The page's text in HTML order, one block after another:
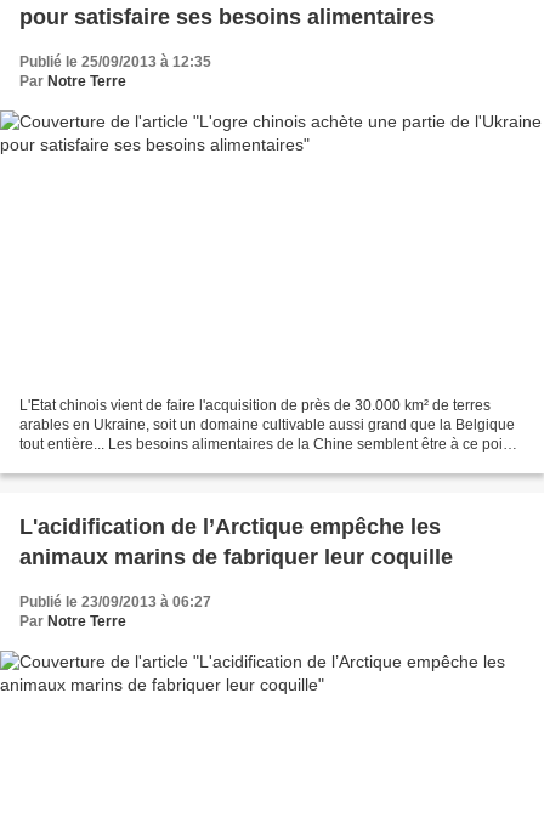
pour satisfaire ses besoins alimentaires
Publié le 25/09/2013 à 12:35
Par Notre Terre
L'Etat chinois vient de faire l'acquisition de près de 30.000 km² de terres
arables en Ukraine, soit un domaine cultivable aussi grand que la Belgique
tout entière... Les besoins alimentaires de la Chine semblent être à ce point
L'acidification de l’Arctique empêche les
animaux marins de fabriquer leur coquille
Publié le 23/09/2013 à 06:27
Par Notre Terre